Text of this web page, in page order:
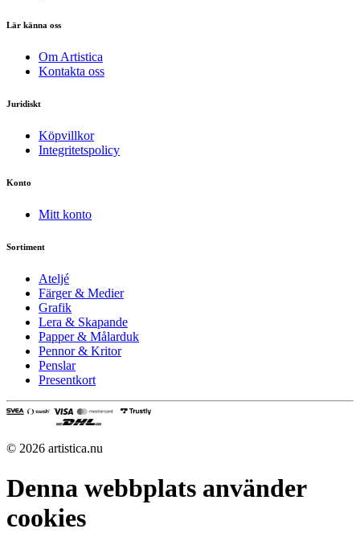
Lär känna oss
Om Artistica
Kontakta oss
Juridiskt
Köpvillkor
Integritetspolicy
Konto
Mitt konto
Sortiment
Ateljé
Färger & Medier
Grafik
Lera & Skapande
Papper & Målarduk
Pennor & Kritor
Penslar
Presentkort
© 2026 artistica.nu
Denna webbplats använder
cookies